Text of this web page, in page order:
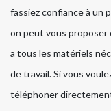
fassiez confiance à un
on peut vous proposer
a tous les matériels
de travail. Si vous
téléphoner